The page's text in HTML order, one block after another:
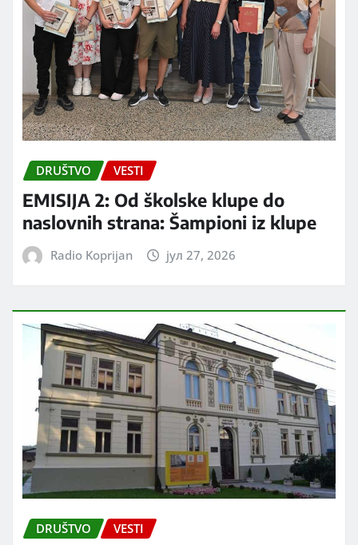
DRUŠTVO VESTI
EMISIJA 2: Od školske klupe do
naslovnih strana: Šampioni iz klupe
Radio Koprijan јул 27, 2026
DRUŠTVO VESTI